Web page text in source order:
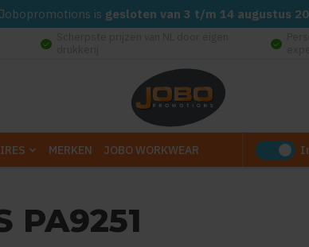
is gesloten van 3 t/m 14 augustus
check_circle check_circle
MERKEN JOBO WORKWEAR
PA9251